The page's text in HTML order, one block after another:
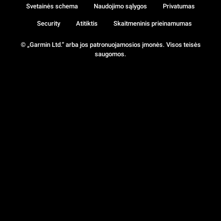
© „Garmin Ltd.“ arba jos patronuojamosios įmonės. Visos teisės
saugomos.
Svetainės schema Naudojimo sąlygos Privatumas
Security Atitiktis Skaitmeninis prieinamumas